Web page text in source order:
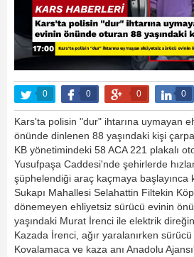
0 0 0 0
Kars'ta polisin "dur" ihtarına uymayan
önünde dinlenen 88 yaşındaki kişi
KB yönetimindeki 58 ACA 221 plakalı
Yusufpaşa Caddesi'nde şehirlerde
şüphelendiği araç kaçmaya başlayınca
Sukapı Mahallesi Selahattin Filtekin
dönemeyen ehliyetsiz sürücü evinin
yaşındaki Murat İrenci ile elektrik
Kazada İrenci, ağır yaralanırken
Kovalamaca ve kaza anı Anadolu